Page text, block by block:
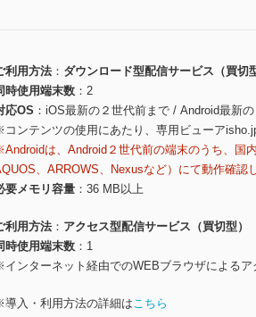
利用方法
ダウンロード型配信サービス（買切
時使用端末数
2
応OS
iOS最新の２世代前まで / Android最新
コンテンツの使用にあたり、専用ビューア
は、Android２世代前の端末のうち、国
、ARROWS、Nexusなど）にて動作確認
要メモリ容量
36 MB以上
利用方法
アクセス型配信サービス（買切型）
時使用端末数
1
インターネット経由でのWEBブラウザによるア
導入・利用方法の詳細はこちら